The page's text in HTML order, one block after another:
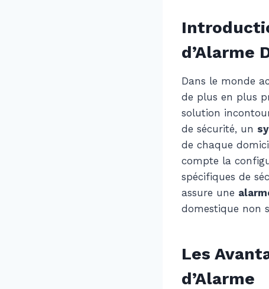
d’Alarme
Dans le monde
de plus en plus
solution
de sécurité, un
de chaque
compte la
spécifiques de
assure une
domestique non
Les
d’Alarme